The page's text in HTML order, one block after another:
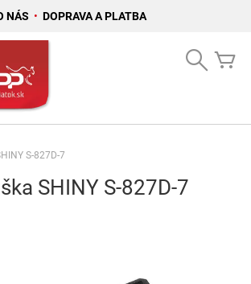
NÁS • DOPRAVA A PLATBA
Search
S-827D-7
SHINY S-827D-7